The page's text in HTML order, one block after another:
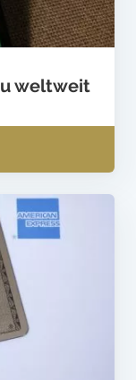
weltweit